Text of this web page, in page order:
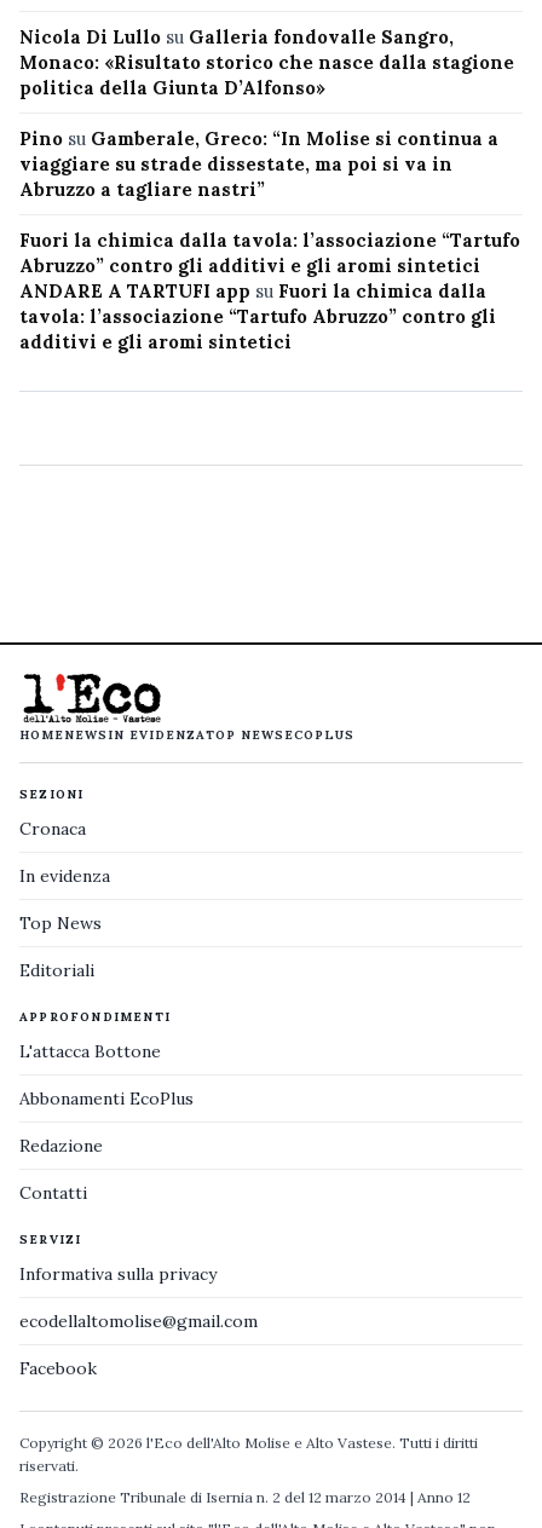
Nicola Di Lullo su Galleria fondovalle Sangro,
Monaco: «Risultato storico che nasce dalla stagione
politica della Giunta D’Alfonso»
Pino su Gamberale, Greco: “In Molise si continua a
viaggiare su strade dissestate, ma poi si va in
Abruzzo a tagliare nastri”
Fuori la chimica dalla tavola: l’associazione “Tartufo
Abruzzo” contro gli additivi e gli aromi sintetici
ANDARE A TARTUFI app su Fuori la chimica dalla
tavola: l’associazione “Tartufo Abruzzo” contro gli
additivi e gli aromi sintetici
HOMENEWS IN EVIDENZATOP NEWS ECOPLUS
SEZIONI
Cronaca
In evidenza
Top News
Editoriali
APPROFONDIMENTI
L'attacca Bottone
Abbonamenti EcoPlus
Redazione
Contatti
SERVIZI
Informativa sulla privacy
ecodellaltomolise@gmail.com
Facebook
Copyright © 2026 l'Eco dell'Alto Molise e Alto Vastese. Tutti i diritti
riservati.
Registrazione Tribunale di Isernia n. 2 del 12 marzo 2014 | Anno 12